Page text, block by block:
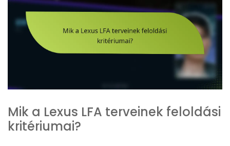
Mik a Lexus LFA terveinek feloldási
kritériumai?